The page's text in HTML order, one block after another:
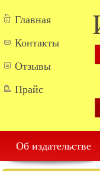
Главная
Контакты
Отзывы
Прайс
Об издательстве